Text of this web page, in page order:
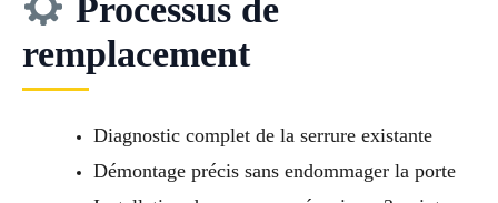
Processus de
remplacement
Diagnostic complet de la serrure existante
Démontage précis sans endommager la porte